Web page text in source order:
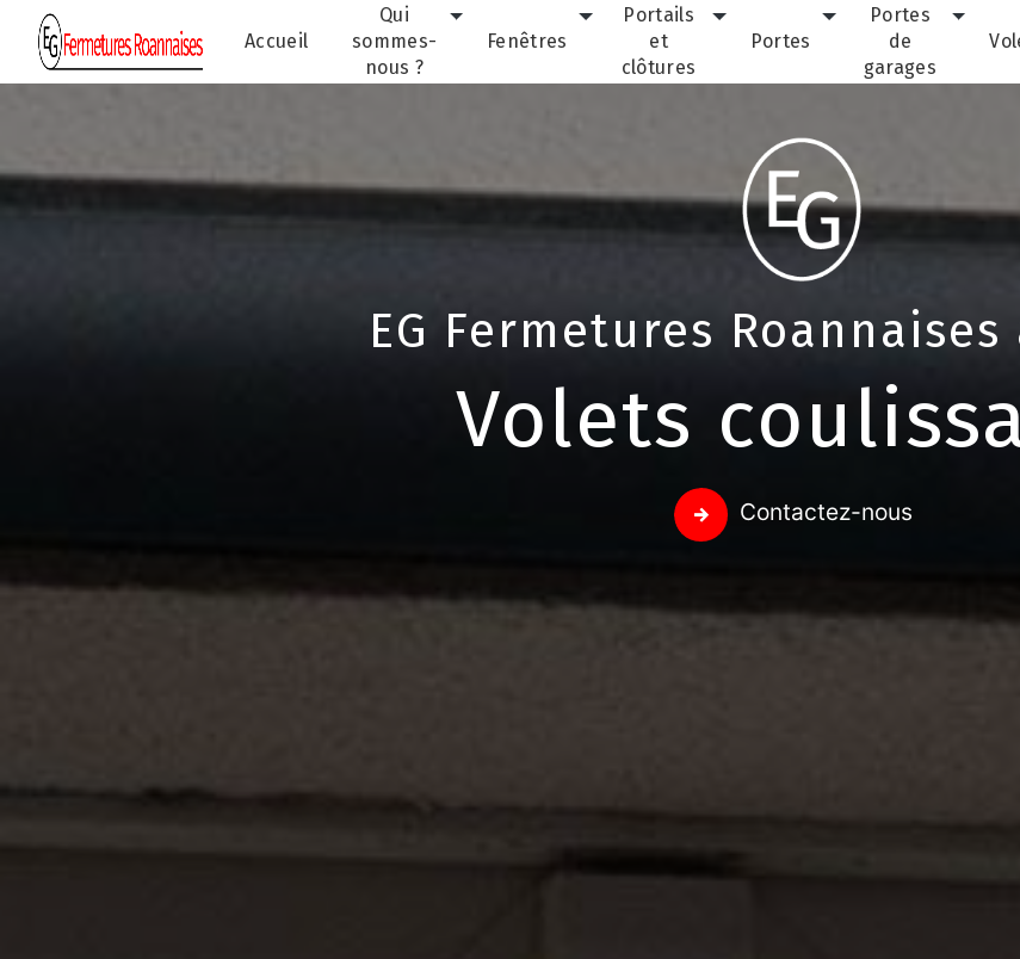
Accueil
Qui
sommes-
nous ?
Fenêtres
Portails
et
clôtures
Portes
Portes
de
garages
EG Fermetures Roannaises
Volets
Contactez-nous
Panneau de gestion des cookies